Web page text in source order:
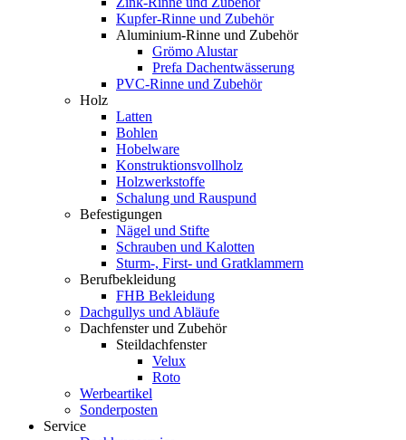
Kupfer-Rinne und Zubehör
Aluminium-Rinne und Zubehör
Grömo Alustar
Prefa Dachentwässerung
PVC-Rinne und Zubehör
Holz
Latten
Bohlen
Hobelware
Konstruktionsvollholz
Holzwerkstoffe
Schalung und Rauspund
Befestigungen
Nägel und Stifte
Schrauben und Kalotten
Sturm-, First- und Gratklammern
Berufbekleidung
FHB Bekleidung
Dachgullys und Abläufe
Dachfenster und Zubehör
Steildachfenster
Velux
Roto
Werbeartikel
Sonderposten
Service